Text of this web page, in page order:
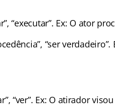
“executar”. Ex: O ator
“ser
“ver”. Ex: O atirador